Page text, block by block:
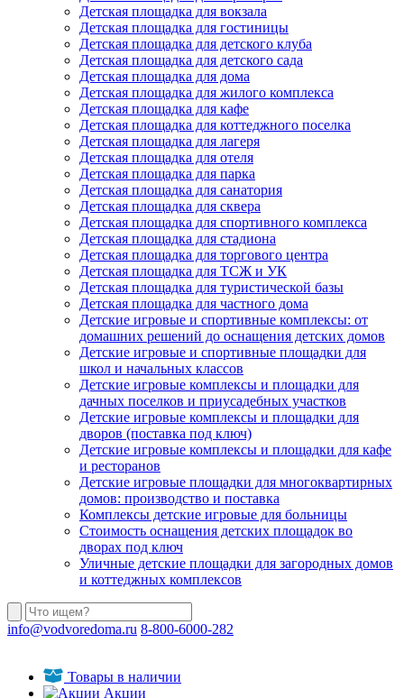
Детская площадка для вокзала
Детская площадка для гостиницы
Детская площадка для детского клуба
Детская площадка для детского сада
Детская площадка для дома
Детская площадка для жилого комплекса
Детская площадка для кафе
Детская площадка для коттеджного поселка
Детская площадка для лагеря
Детская площадка для отеля
Детская площадка для парка
Детская площадка для санатория
Детская площадка для сквера
Детская площадка для спортивного комплекса
Детская площадка для стадиона
Детская площадка для торгового центра
Детская площадка для ТСЖ и УК
Детская площадка для туристической базы
Детская площадка для частного дома
Детские игровые и спортивные комплексы: от
домашних решений до оснащения детских домов
Детские игровые и спортивные площадки для
школ и начальных классов
Детские игровые комплексы и площадки для
дачных поселков и приусадебных участков
Детские игровые комплексы и площадки для
дворов (поставка под ключ)
Детские игровые комплексы и площадки для кафе
и ресторанов
Детские игровые площадки для многоквартирных
домов: производство и поставка
Комплексы детские игровые для больницы
Стоимость оснащения детских площадок во
дворах под ключ
Уличные детские площадки для загородных домов
и коттеджных комплексов
info@vodvoredoma.ru 8-800-6000-282
Товары в наличии
Акции